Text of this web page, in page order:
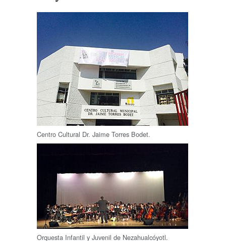
Centro Cultural Dr. Jaime Torres Bodet.
Orquesta Infantil y Juvenil de Nezahualcóyotl.